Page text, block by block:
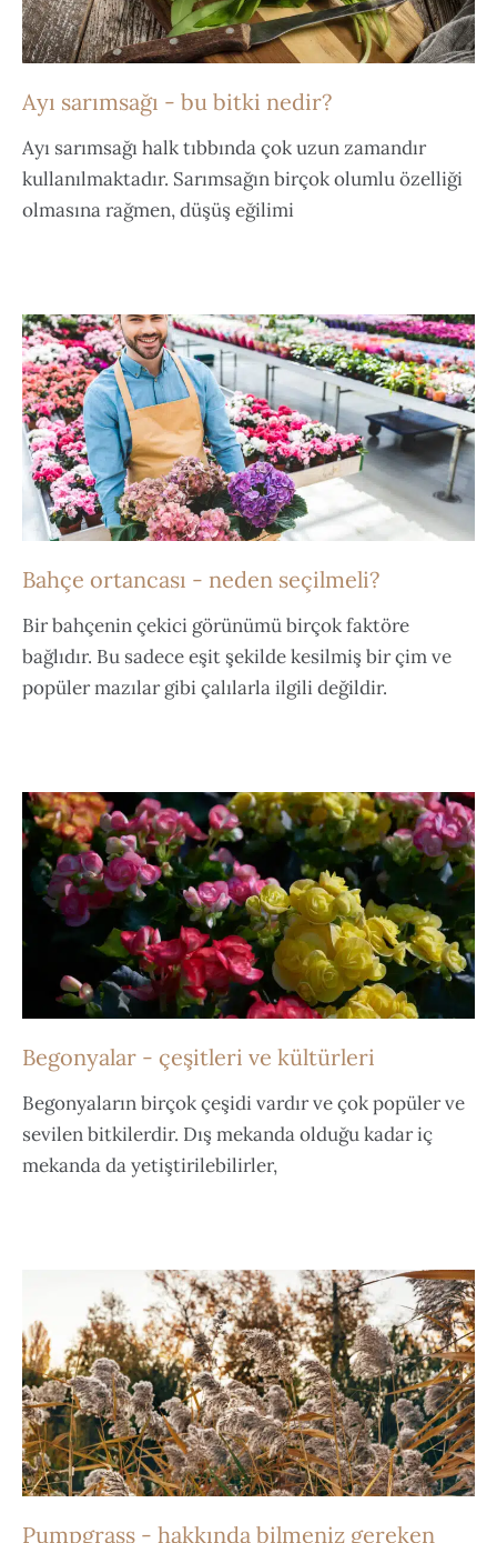
Ayı sarımsağı - bu bitki nedir?
Ayı sarımsağı halk tıbbında çok uzun zamandır
kullanılmaktadır. Sarımsağın birçok olumlu özelliği
olmasına rağmen, düşüş eğilimi
Bahçe ortancası - neden seçilmeli?
Bir bahçenin çekici görünümü birçok faktöre
bağlıdır. Bu sadece eşit şekilde kesilmiş bir çim ve
popüler mazılar gibi çalılarla ilgili değildir.
Begonyalar - çeşitleri ve kültürleri
Begonyaların birçok çeşidi vardır ve çok popüler ve
sevilen bitkilerdir. Dış mekanda olduğu kadar iç
mekanda da yetiştirilebilirler,
Pumpgrass - hakkında bilmeniz gereken